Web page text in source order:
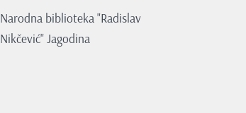
Nаrodnа bibliotekа "Rаdislаv
Nikčević" Jаgodinа